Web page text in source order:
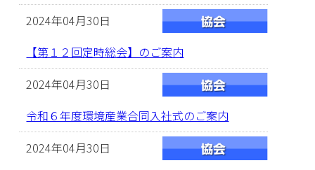
2024年04月30日
【第１２回定時総会】のご案内
2024年04月30日
令和６年度環境産業合同入社式のご案内
2024年04月30日